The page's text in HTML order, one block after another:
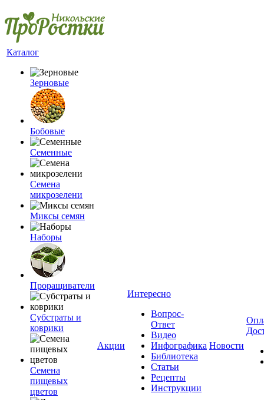
Каталог
Зерновые
Бобовые
Семенные
Семена
микрозелени
Миксы семян
Наборы
Проращиватели
Субстраты и
коврики
Семена
пищевых
цветов
Акции
Интересно
Вопрос-
Ответ
Видео
Инфографика
Библиотека
Статьи
Рецепты
Инструкции
Новости